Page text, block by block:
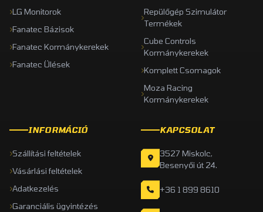
LG Monitorok
Fanatec Bázisok
Fanatec Kormánykerekek
Fanatec Ülések
Repülőgép Szimulátor
Termékek
Cube Controls
Kormánykerekek
Komplett Csomagok
Moza Racing
Kormánykerekek
INFORMÁCIÓ
Szállítási feltételek
Vásárlási feltételek
Adatkezelés
Garanciális ügyintézés
KAPCSOLAT
3527 Miskolc,
Besenyői út 24.
+36 1 899 8610